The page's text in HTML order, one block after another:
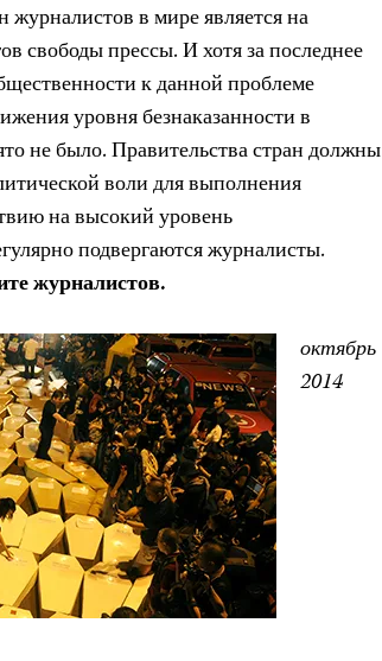
журналистов в мире является на
свободы прессы. И хотя за последнее
к данной проблеме
уровня безнаказанности в
не было. Правительства стран должны
воли для выполнения
на высокий уровень
подвергаются журналисты.
журналистов.
октябрь
2014